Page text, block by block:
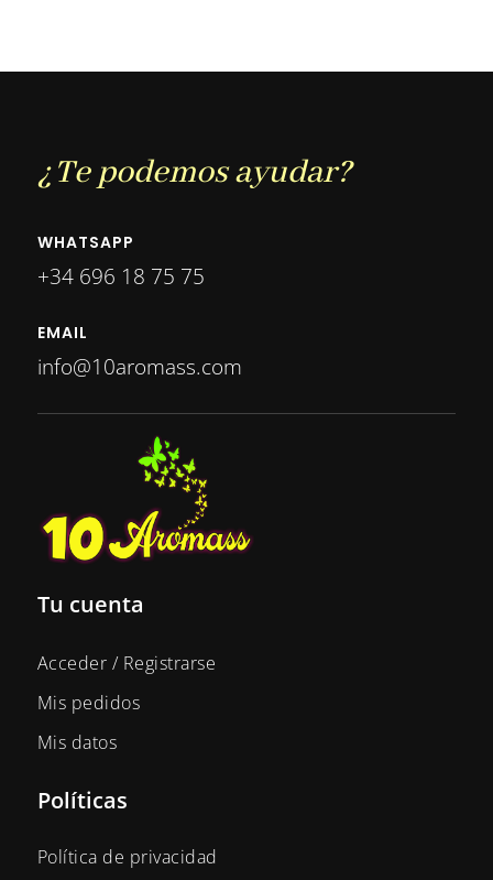
¿Te podemos ayudar?
WHATSAPP
+34 696 18 75 75
EMAIL
info@10aromass.com
Tu cuenta
Acceder / Registrarse
Mis pedidos
Mis datos
Políticas
Política de privacidad